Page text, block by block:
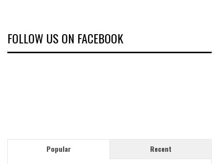
FOLLOW US ON FACEBOOK
Popular Recent